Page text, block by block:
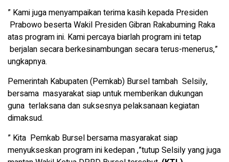
” Kami juga menyampaikan terima kasih kepada Presiden
Prabowo beserta Wakil Presiden Gibran Rakabuming Raka
atas program ini. Kami percaya biarlah program ini tetap
berjalan secara berkesinambungan secara terus-menerus,”
ungkapnya.
Pemerintah Kabupaten (Pemkab) Bursel tambah Selsily,
bersama masyarakat siap untuk memberikan dukungan
guna terlaksana dan suksesnya pelaksanaan kegiatan
dimaksud.
” Kita Pemkab Bursel bersama masyarakat siap
menyukseskan program ini kedepan ,”tutup Selsily yang juga